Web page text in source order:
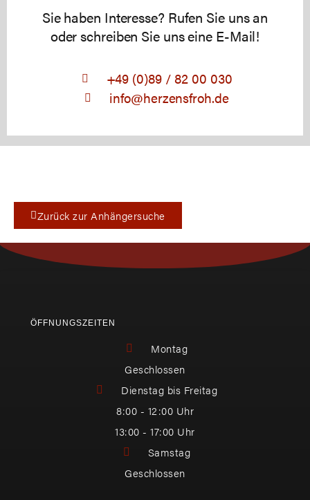
Sie haben Interesse? Rufen Sie uns an
oder schreiben Sie uns eine E-Mail!
+49 (0)89 / 82 00 030
info@herzensfroh.de
Zurück zur Anhängersuche
ÖFFNUNGSZEITEN
Montag
Geschlossen
Dienstag bis Freitag
8:00 - 12:00 Uhr
13:00 - 17:00 Uhr
Samstag
Geschlossen